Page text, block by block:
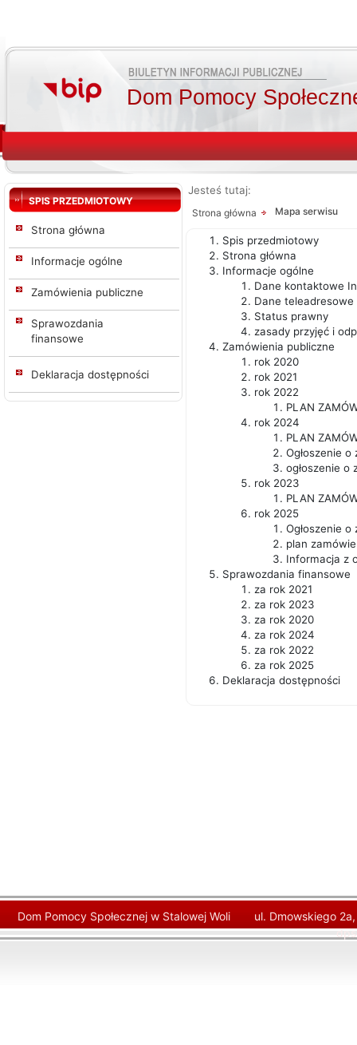
Dom Pomocy
SPIS PRZEDMIOTOWY
Strona główna
Informacje ogólne
Zamówienia publiczne
Sprawozdania
finansowe
Deklaracja dostępności
Jesteś tutaj:
Strona główna Mapa serwisu
Spis przedmiotowy
Strona główna
Informacje ogólne
Dane kontaktowe
Dane teleadresowe
Status prawny
zasady przyjęć i
Zamówienia publiczne
rok 2020
rok 2021
rok 2022
PLAN
rok 2024
PLAN
Ogłoszenie
ogłoszenie o
rok 2023
PLAN
rok 2025
Ogłoszenie
plan
Informacja z
Sprawozdania finansowe
za rok 2021
za rok 2023
za rok 2020
za rok 2024
za rok 2022
za rok 2025
Deklaracja dostępności
Dom Pomocy Społecznej w Stalowej Woli
ul. Dmowskiego